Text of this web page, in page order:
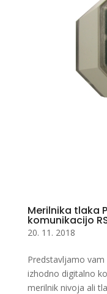
Merilnika tlaka
komunikacijo
20. 11. 2018
Predstavljamo
izhodno digitalno
merilnik nivoja ali